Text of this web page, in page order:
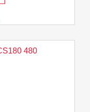
480